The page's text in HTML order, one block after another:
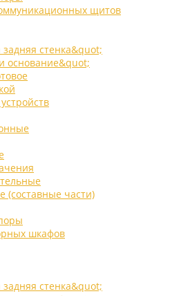
щитов
стенка&quot;
основание&quot;
части)
шкафов
стенка&quot;